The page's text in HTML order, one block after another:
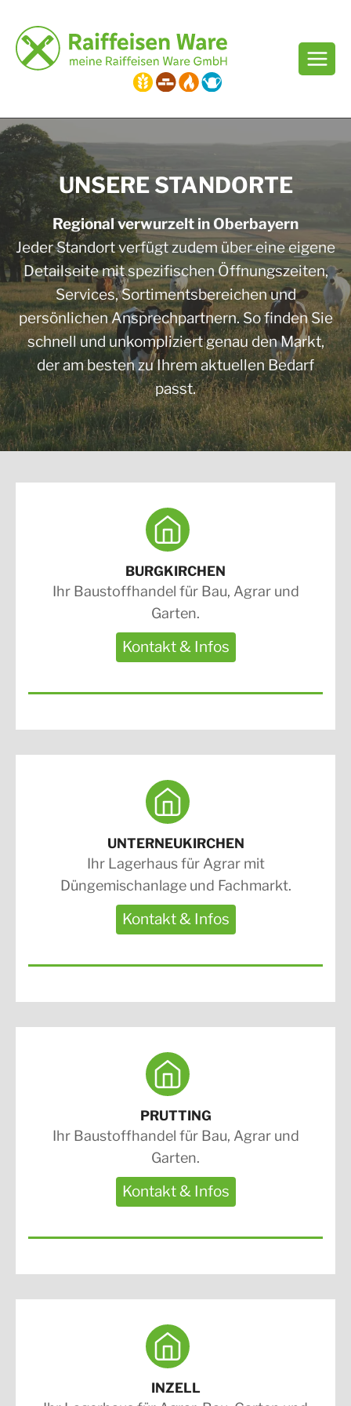
Inhalt
springen
UNSERE STANDORTE
Regional verwurzelt in Oberbayern
Jeder Standort verfügt zudem über eine eigene
Detailseite mit spezifischen Öffnungszeiten,
Services, Sortimentsbereichen und
persönlichen Ansprechpartnern. So finden Sie
schnell und unkompliziert genau den Markt,
der am besten zu Ihrem aktuellen Bedarf
passt.
BURGKIRCHEN
Ihr Baustoffhandel für Bau, Agrar und
Garten.
Kontakt & Infos
UNTERNEUKIRCHEN
Ihr Lagerhaus für Agrar mit
Düngemischanlage und Fachmarkt.
Kontakt & Infos
PRUTTING
Ihr Baustoffhandel für Bau, Agrar und
Garten.
Kontakt & Infos
INZELL